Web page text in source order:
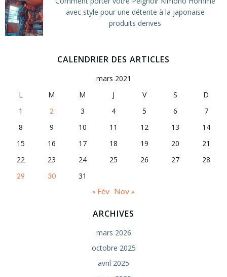
avec style pour une détente à la japonaise
produits derives
CALENDRIER DES ARTICLES
mars 2021
L
M M J V S
D
1
2 3 4 5 6
7
8
9 10 11 12 13
14
15
16 17 18 19 20
21
22
23 24 25 26 27 28
29 30
31
« Fév Nov »
ARCHIVES
mars 2026
octobre 2025
avril 2025